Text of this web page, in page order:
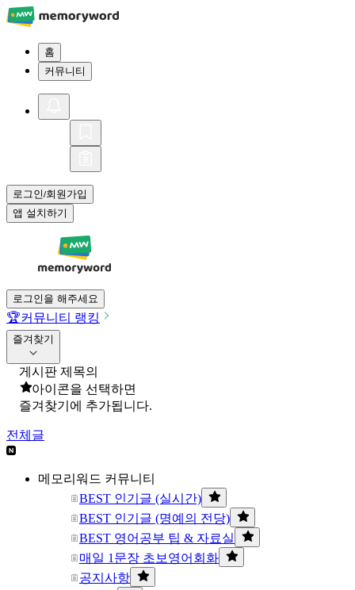
홈
커뮤니티
로그인/회원가입
앱 설치하기
로그인을 해주세요
🏆커뮤니티 랭킹
즐겨찾기
게시판 제목의
아이콘을 선택하면
즐겨찾기에 추가됩니다.
전체글
메모리워드 커뮤니티
BEST 인기글 (실시간)
BEST 인기글 (명예의 전당)
BEST 영어공부 팁 & 자료실
매일 1문장 초보영어회화
공지사항